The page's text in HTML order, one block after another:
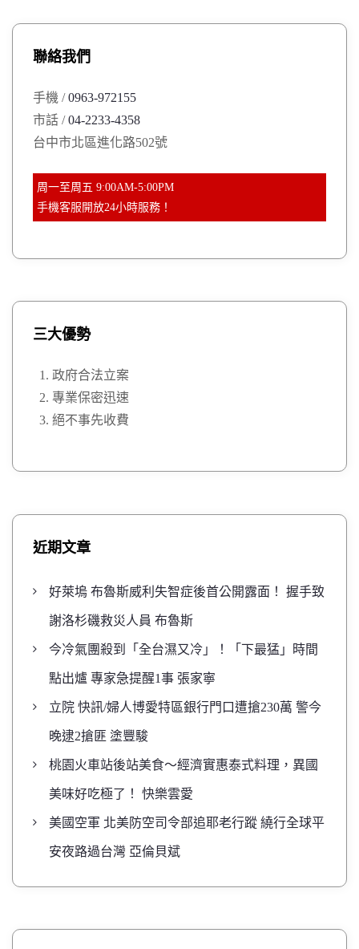
f
:
聯絡我們
手機 /0963-972155
市話 /04-2233-4358
台中市北區進化路502號
周一至周五 9:00AM-5:00PM
手機客服開放24小時服務！
三大優勢
政府合法立案
專業保密迅速
絕不事先收費
近期文章
好萊塢 布魯斯威利失智症後首公開露面！ 握手致
謝洛杉磯救災人員 布魯斯
今冷氣團殺到「全台濕又冷」！「下最猛」時間
點出爐 專家急提醒1事 張家寧
立院 快訊/婦人博愛特區銀行門口遭搶230萬 警今
晚逮2搶匪 塗豐駿
桃園火車站後站美食～經濟實惠泰式料理，異國
美味好吃極了！ 快樂雲愛
美國空軍 北美防空司令部追耶老行蹤 繞行全球平
安夜路過台灣 亞倫貝斌